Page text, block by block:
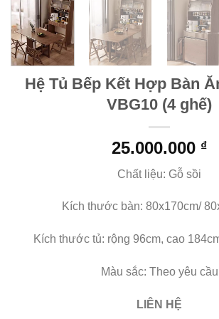
Hệ Tủ Bếp Kết Hợp Bàn
VBG10 (4 ghế)
25.000.000 ₫
Chất liệu: Gỗ sồi
Kích thước bàn: 80x170cm/
Kích thước tủ: rộng 96cm, cao
Màu sắc: Theo yêu cầu
LIÊN HỆ